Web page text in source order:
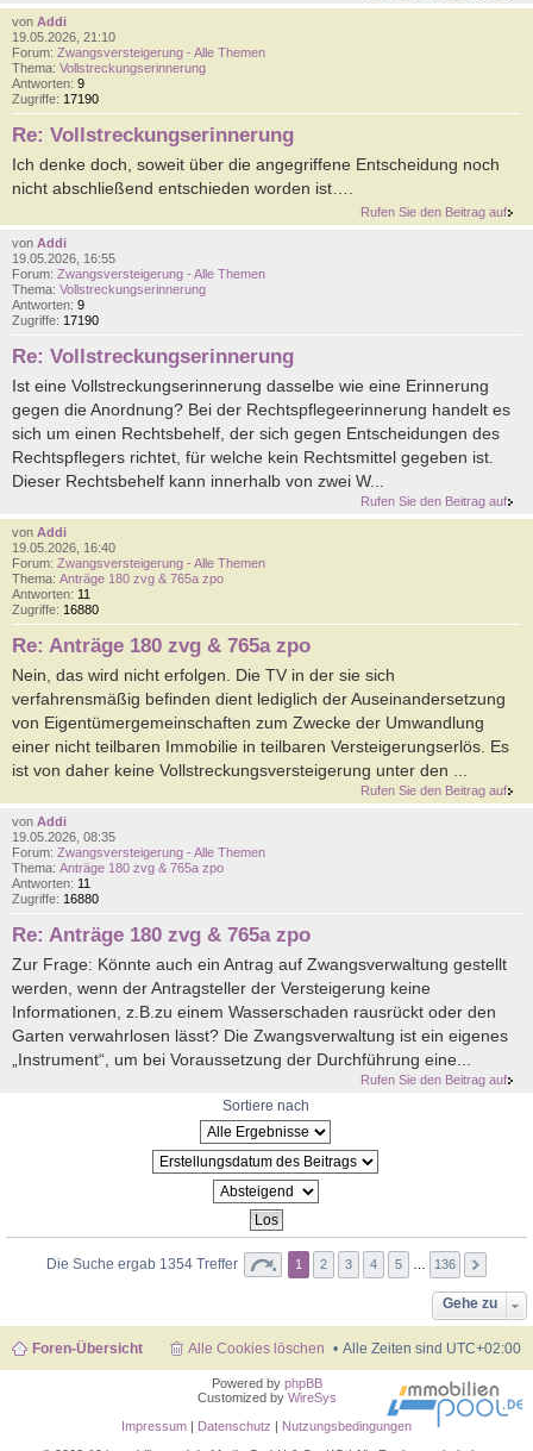
von Addi
19.05.2026, 21:10
Forum: Zwangsversteigerung - Alle Themen
Thema: Vollstreckungserinnerung
Antworten: 9
Zugriffe: 17190
Re: Vollstreckungserinnerung
Ich denke doch, soweit über die angegriffene Entscheidung noch
nicht abschließend entschieden worden ist….
Rufen Sie den Beitrag auf
von Addi
19.05.2026, 16:55
Forum: Zwangsversteigerung - Alle Themen
Thema: Vollstreckungserinnerung
Antworten: 9
Zugriffe: 17190
Re: Vollstreckungserinnerung
Ist eine Vollstreckungserinnerung dasselbe wie eine Erinnerung
gegen die Anordnung? Bei der Rechtspflegeerinnerung handelt es
sich um einen Rechtsbehelf, der sich gegen Entscheidungen des
Rechtspflegers richtet, für welche kein Rechtsmittel gegeben ist.
Dieser Rechtsbehelf kann innerhalb von zwei W...
Rufen Sie den Beitrag auf
von Addi
19.05.2026, 16:40
Forum: Zwangsversteigerung - Alle Themen
Thema: Anträge 180 zvg & 765a zpo
Antworten: 11
Zugriffe: 16880
Re: Anträge 180 zvg & 765a zpo
Nein, das wird nicht erfolgen. Die TV in der sie sich
verfahrensmäßig befinden dient lediglich der Auseinandersetzung
von Eigentümergemeinschaften zum Zwecke der Umwandlung
einer nicht teilbaren Immobilie in teilbaren Versteigerungserlös. Es
ist von daher keine Vollstreckungsversteigerung unter den ...
Rufen Sie den Beitrag auf
von Addi
19.05.2026, 08:35
Forum: Zwangsversteigerung - Alle Themen
Thema: Anträge 180 zvg & 765a zpo
Antworten: 11
Zugriffe: 16880
Re: Anträge 180 zvg & 765a zpo
Zur Frage: Könnte auch ein Antrag auf Zwangsverwaltung gestellt
werden, wenn der Antragsteller der Versteigerung keine
Informationen, z.B.zu einem Wasserschaden rausrückt oder den
Garten verwahrlosen lässt? Die Zwangsverwaltung ist ein eigenes
„Instrument“, um bei Voraussetzung der Durchführung eine...
Rufen Sie den Beitrag auf
Sortiere nach
Die Suche ergab 1354 Treffer 1 2 3 4 5 136
Gehe zu
Foren-Übersicht Alle Zeiten sind UTC+02:00
Alle Cookies löschen
Powered by phpBB
Customized by WireSys
Impressum | Datenschutz | Nutzungsbedingungen